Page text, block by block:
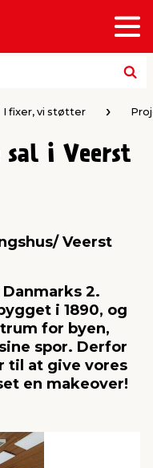
Menu
I fixer, vi støtter
sal i Veerst
Veerst
2.
i 1890, og
for byen,
spor. Derfor
til at give vores
en makeover!